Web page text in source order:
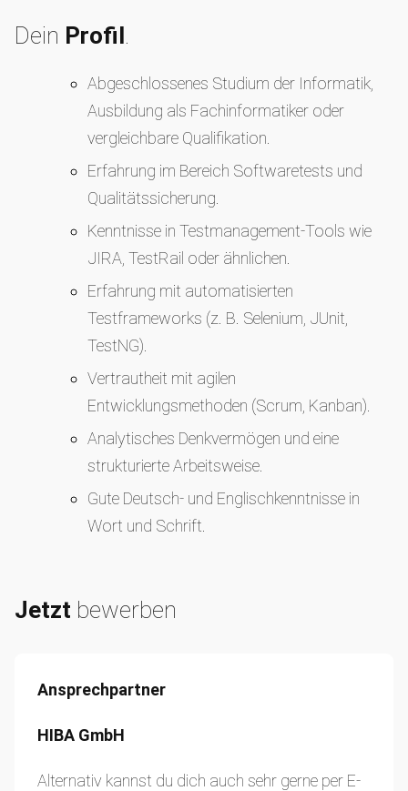
Dein Profil.
Abgeschlossenes Studium der Informatik,
Ausbildung als Fachinformatiker oder
vergleichbare Qualifikation.
Erfahrung im Bereich Softwaretests und
Qualitätssicherung.
Kenntnisse in Testmanagement-Tools wie
JIRA, TestRail oder ähnlichen.
Erfahrung mit automatisierten
Testframeworks (z. B. Selenium, JUnit,
TestNG).
Vertrautheit mit agilen
Entwicklungsmethoden (Scrum, Kanban).
Analytisches Denkvermögen und eine
strukturierte Arbeitsweise.
Gute Deutsch- und Englischkenntnisse in
Wort und Schrift.
Jetzt bewerben
Ansprechpartner
HIBA GmbH
Alternativ kannst du dich auch sehr gerne per E-